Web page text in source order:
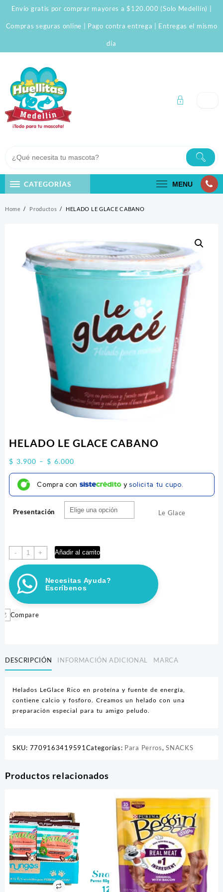
Skip
content
Envío gratis por comprar mayores a $120.000 (Solo Medellín) |
Compras seguras online | Pago contra entrega | Entregas el mismo
día
CATEGORÍAS MENU
Home Productos HELADO LE GLACE CABANO
HELADO LE GLACE CABANO
$ 3.900 – $ 6.000Price
range:
$ 3.900
through
$ 6.000
Compra con y solicita tu cupo.
Presentación
-
HELADO
LE
GLACE
CABANO
cantidad
+ Añadir al carrito
Necesitas Ayuda?
Escríbenos
Compare
Le Glace
DESCRIPCIÓN INFORMACIÓN ADICIONAL MARCA
Helados LeGlace Rico en proteína y fuente de energía,
contiene calcio y fosforo. Creamos un helado con una
preparación especial para tu amigo peludo.
SKU: 7709163419591 Categorías: Para Perros,SNACKS
Productos relacionados